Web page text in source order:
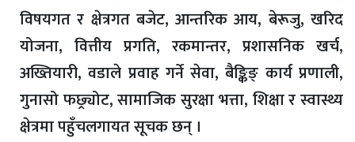
विषयगत र क्षेत्रगत बजेट, आन्तरिक आय, बेरूजु, खरिद
योजना, वित्तीय प्रगति, रकमान्तर, प्रशासनिक खर्च,
अख्तियारी, वडाले प्रवाह गर्ने सेवा, बैङ्किङ् कार्य प्रणाली,
गुनासो फछ्र्योट, सामाजिक सुरक्षा भत्ता, शिक्षा र स्वास्थ्य
क्षेत्रमा पहुँचलगायत सूचक छन् ।